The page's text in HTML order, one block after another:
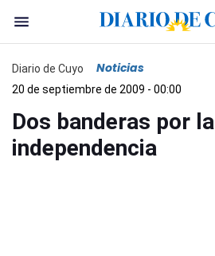
Diario de Cuyo Noticias
20 de septiembre de 2009 - 00:00
Dos banderas por la
independencia